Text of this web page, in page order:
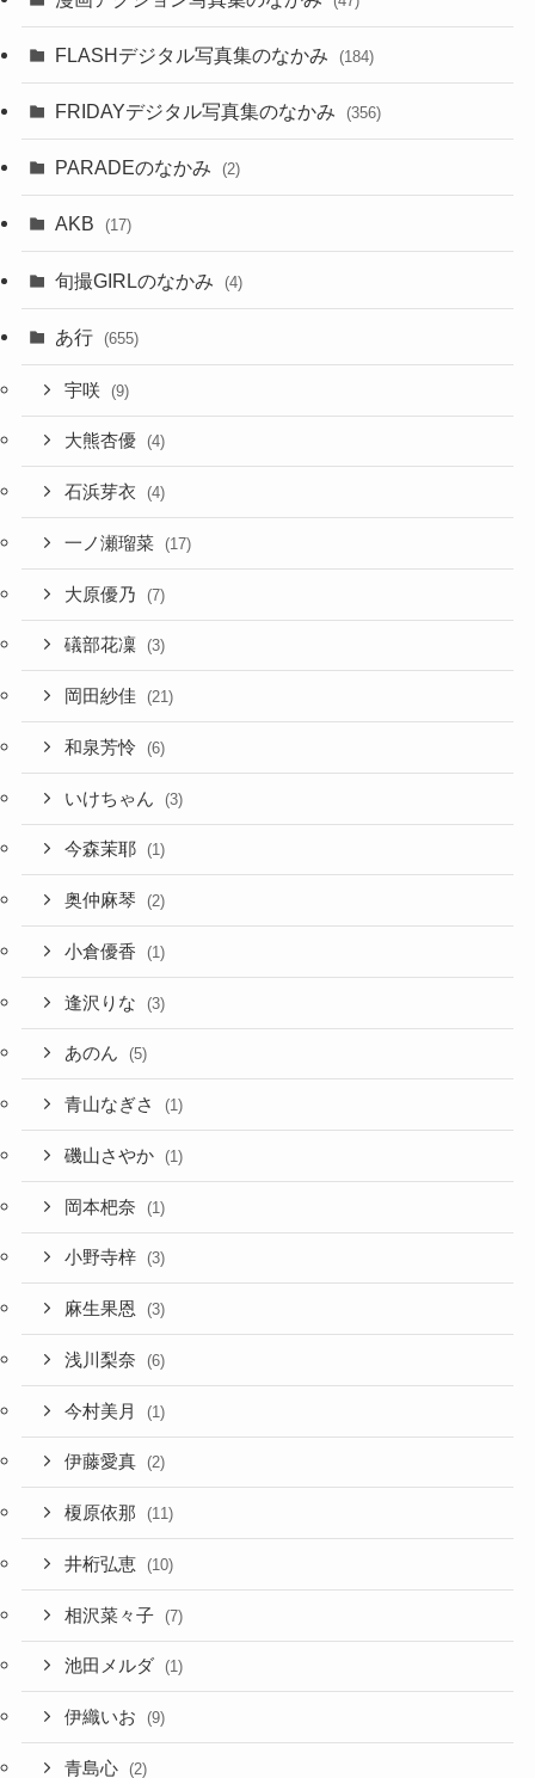
FLASHデジタル写真集のなかみ (184)
FRIDAYデジタル写真集のなかみ (356)
PARADEのなかみ (2)
AKB (17)
旬撮GIRLのなかみ (4)
あ行 (655)
宇咲 (9)
大熊杏優 (4)
石浜芽衣 (4)
一ノ瀬瑠菜 (17)
大原優乃 (7)
礒部花凜 (3)
岡田紗佳 (21)
和泉芳怜 (6)
いけちゃん (3)
今森茉耶 (1)
奥仲麻琴 (2)
小倉優香 (1)
逢沢りな (3)
あのん (5)
青山なぎさ (1)
磯山さやか (1)
岡本杷奈 (1)
小野寺梓 (3)
麻生果恩 (3)
浅川梨奈 (6)
今村美月 (1)
伊藤愛真 (2)
榎原依那 (11)
井桁弘恵 (10)
相沢菜々子 (7)
池田メルダ (1)
伊織いお (9)
青島心 (2)